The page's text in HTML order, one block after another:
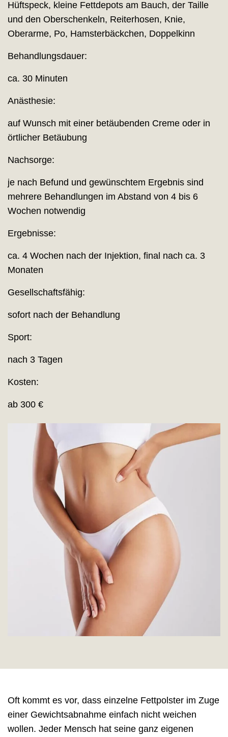
Hüftspeck, kleine Fettdepots am Bauch, der Taille
und den Oberschenkeln, Reiterhosen, Knie,
Oberarme, Po, Hamsterbäckchen, Doppelkinn
Behandlungsdauer:
ca. 30 Minuten
Anästhesie:
auf Wunsch mit einer betäubenden Creme oder in
örtlicher Betäubung
Nachsorge:
je nach Befund und gewünschtem Ergebnis sind
mehrere Behandlungen im Abstand von 4 bis 6
Wochen notwendig
Ergebnisse:
ca. 4 Wochen nach der Injektion, final nach ca. 3
Monaten
Gesellschaftsfähig:
sofort nach der Behandlung
Sport:
nach 3 Tagen
Kosten:
ab 300 €
Oft kommt es vor, dass einzelne Fettpolster im Zuge
einer Gewichtsabnahme einfach nicht weichen
wollen. Jeder Mensch hat seine ganz eigenen